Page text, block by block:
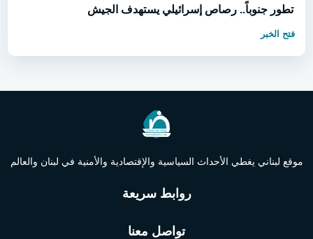
تطور جنوباً.. رصاص إسرائيلي يستهدف الجيش
فتح الخبر
موقع لبناني يغطي الأحداث السياسية والإقتصادية والأمنية في لبنان والعالم
روابط سريعة
تواصل معنا